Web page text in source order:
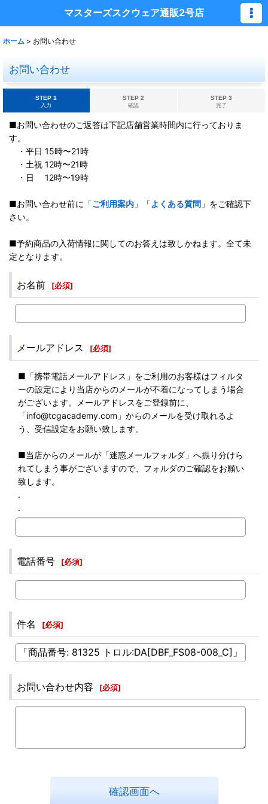
マスターズスクウェア通販2号店
ホーム > お問い合わせ
お問い合わせ
STEP 1
入力
STEP 2
確認
STEP 3
完了
■お問い合わせのご返答は下記店舗営業時間内に行っておりま
す。
・平日 15時〜21時
・土祝 12時〜21時
・日 12時〜19時
■お問い合わせ前に「ご利用案内 」「よくある質問 」をご確認下
さい。
■予約商品の入荷情報に関してのお答えは致しかねます。全て未
定となります。
お名前 [必須]
メールアドレス [必須]
■「携帯電話メールアドレス」をご利用のお客様はフィルタ
ーの設定により当店からのメールが不着になってしまう場合
がございます。メールアドレスをご登録前に、
「info@tcgacademy.com」からのメールを受け取れるよ
う、受信設定をお願い致します。
■当店からのメールが「迷惑メールフォルダ」へ振り分けら
れてしまう事がございますので、フォルダのご確認をお願い
致します。
.
.
電話番号 [必須]
件名 [必須]
お問い合わせ内容 [必須]
確認画面へ